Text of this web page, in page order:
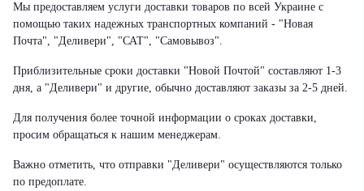
Мы предоставляем услуги доставки товаров по всей Украине с
помощью таких надежных транспортных компаний - "Новая
Почта", "Деливери", "САТ", "Самовывоз".
Приблизительные сроки доставки "Новой Почтой" составляют 1-3
дня, а "Деливери" и другие, обычно доставляют заказы за 2-5 дней.
Для получения более точной информации о сроках доставки,
просим обращаться к нашим менеджерам.
Важно отметить, что отправки "Деливери" осуществляются только
по предоплате.